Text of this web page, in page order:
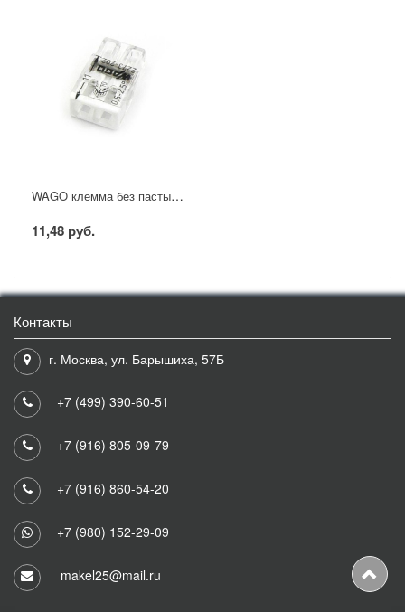
WAGO клемма без пасты на 2 провода плоская
11,48 руб.
Контакты
г. Москва, ул. Барышиха, 57Б
+7 (499) 390-60-51
+7 (916) 805-09-79
+7 (916) 860-54-20
+7 (980) 152-29-09
makel25@mail.ru